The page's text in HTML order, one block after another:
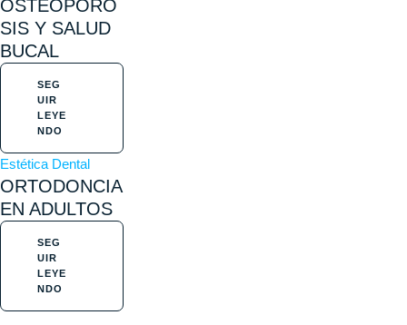
OSTEOPORO
SIS Y SALUD
BUCAL
SEG
UIR
LEYE
NDO
Estética Dental
ORTODONCIA
EN ADULTOS
SEG
UIR
LEYE
NDO